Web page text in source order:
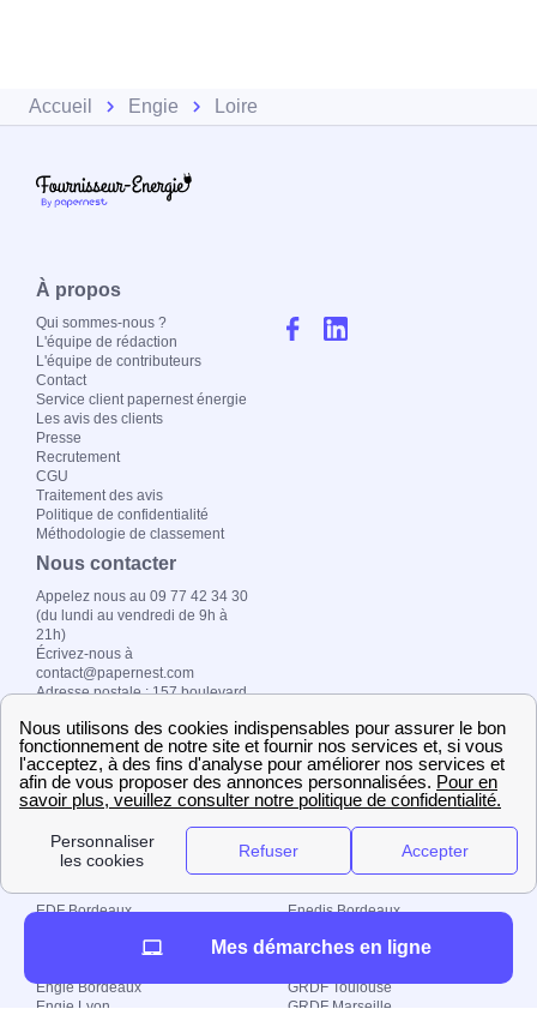
Accueil Engie Loire
EDF Bordeaux
Engie Bordeaux
Engie Lyon
Enedis Bordeaux
Enedis Toulouse
GRDF Toulouse
GRDF Marseille
À propos
Qui sommes-nous ?
L'équipe de rédaction
L'équipe de contributeurs
Contact
Service client papernest énergie
Les avis des clients
Presse
Recrutement
CGU
Traitement des avis
Politique de confidentialité
Méthodologie de classement
Nous contacter
Appelez nous au 09 77 42 34 30
(du lundi au vendredi de 9h à
21h)
Écrivez-nous à
contact@papernest.com
Adresse postale : 157 boulevard
Copyright ©
fournisseur-
energie.com 2026 –
Tous droits réservés
Mes démarches en ligne